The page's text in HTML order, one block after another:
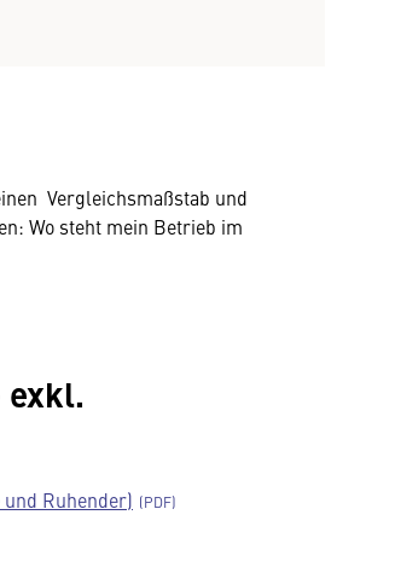
Vergleichsmaßstab und
Wo steht mein Betrieb im
Ruhender)